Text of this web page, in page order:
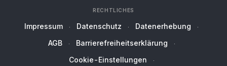
RECHTLICHES
Impressum Datenschutz
Datenerhebung
AGB
Barrierefreiheitserklärung
Cookie-Einstellungen